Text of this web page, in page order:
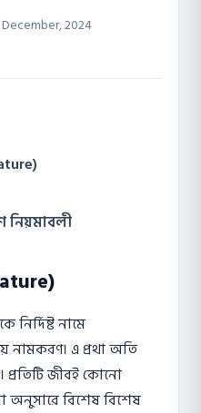
December, 2024
নিয়মাবলী
নামে
নামকরণ। এ প্রথা অতি
প্রতিটি জীবই কোনো
বিশেষ বিশেষ